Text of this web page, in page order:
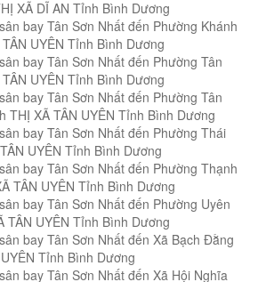
XÃ DĨ AN Tỉnh Bình Dương
bay Tân Sơn Nhất đến Phường Khánh
UYÊN Tỉnh Bình Dương
bay Tân Sơn Nhất đến Phường Tân
UYÊN Tỉnh Bình Dương
bay Tân Sơn Nhất đến Phường Tân
THỊ XÃ TÂN UYÊN Tỉnh Bình Dương
bay Tân Sơn Nhất đến Phường Thái
UYÊN Tỉnh Bình Dương
bay Tân Sơn Nhất đến Phường Thạnh
TÂN UYÊN Tỉnh Bình Dương
bay Tân Sơn Nhất đến Phường Uyên
TÂN UYÊN Tỉnh Bình Dương
bay Tân Sơn Nhất đến Xã Bạch Đằng
Tỉnh Bình Dương
bay Tân Sơn Nhất đến Xã Hội Nghĩa